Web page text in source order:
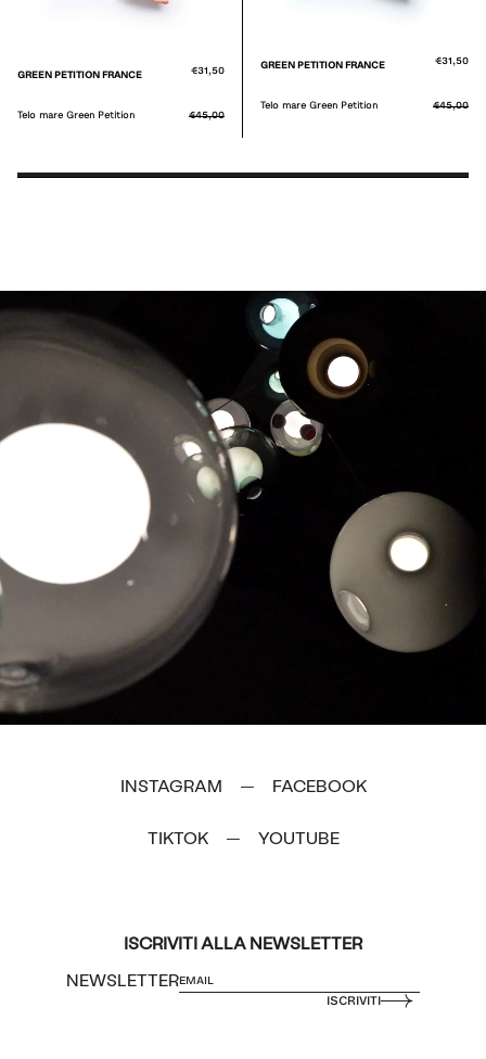
GREEN PETITION FRANCE €31,50
Telo mare Green Petition €45,00
GREEN PETITION FRANCE €31,50
Telo mare Green Petition €45,00
INSTAGRAM — FACEBOOK
TIKTOK — YOUTUBE
ISCRIVITI ALLA NEWSLETTER
NEWSLETTER
ISCRIVITI